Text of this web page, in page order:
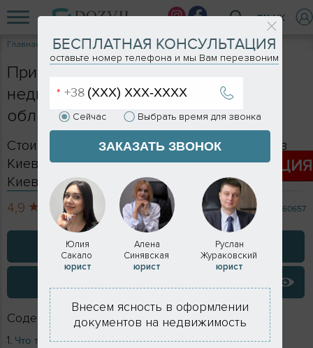
RU UK
Главная Услуги Присвоение почтового адреса
ЗАКАЗАТЬ КОНСУЛЬТАЦИЮ
Присвоение адреса объекту
недвижимости в Киеве и Киевской
области в 2026 году
Стоимость присвоения почтового адреса в
Киеве - формируется индивидуально и в
Киевской области - от 25 000 грн.
4,9
713 отзывов 60657
Содержание
Что такое почтовый адрес?
АКЦИЯ
БЕСПЛАТНАЯ КОНСУЛЬТАЦИЯ
оставьте номер телефона и мы Вам перезвоним
Сейчас Выбрать время для звонка
ЗАКАЗАТЬ ЗВОНОК
Юлия
Сакало
юрист
Алена
Синявская
юрист
Руслан
Жураковский
юрист
Внесем ясность в оформлении
документов на недвижимость